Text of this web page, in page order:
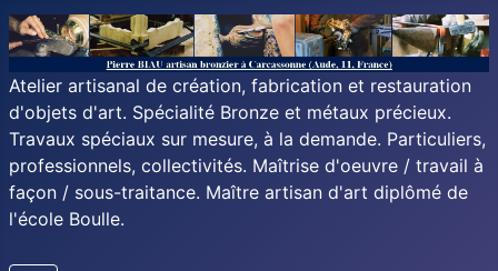
Atelier artisanal de création, fabrication et restauration
d'objets d'art. Spécialité Bronze et métaux précieux.
Travaux spéciaux sur mesure, à la demande. Particuliers,
professionnels, collectivités. Maîtrise d'oeuvre / travail à
façon / sous-traitance. Maître artisan d'art diplômé de
l'école Boulle.